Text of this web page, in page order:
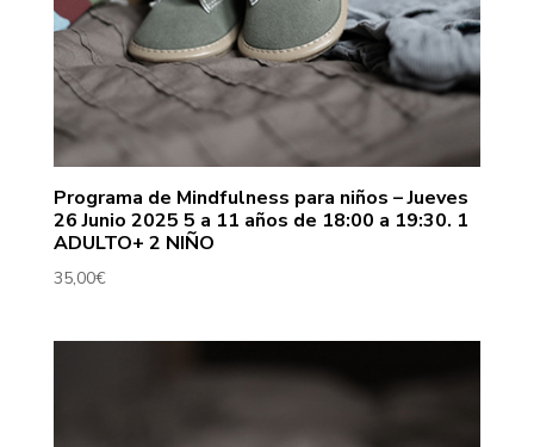
Programa de Mindfulness para niños – Jueves
26 Junio 2025 5 a 11 años de 18:00 a 19:30. 1
ADULTO+ 2 NIÑO
35,00€